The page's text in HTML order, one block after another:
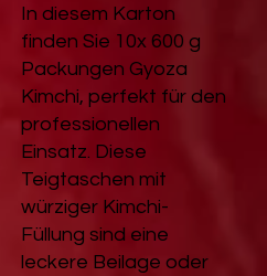
In diesem Karton
finden Sie 10x 600 g
Packungen Gyoza
Kimchi, perfekt für den
professionellen
Einsatz. Diese
Teigtaschen mit
würziger Kimchi-
Füllung sind eine
leckere Beilage oder